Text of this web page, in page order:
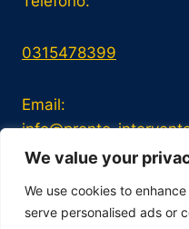
We value your
We use cookies to
serve personalised ads or
0315478399
Email:
info@pronto-